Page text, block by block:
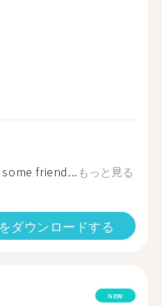
friend... もっと見る
ダウンロードする
NEW